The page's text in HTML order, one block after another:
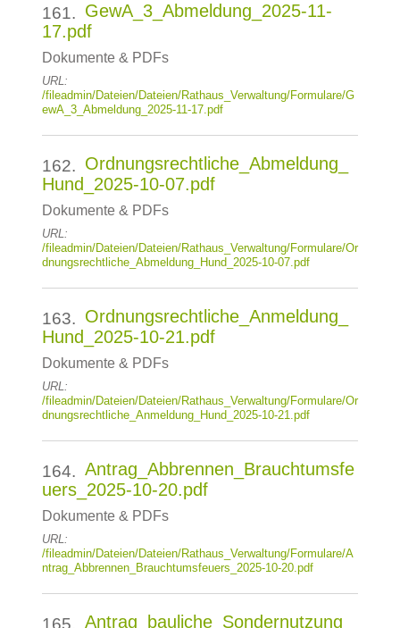
161. GewA_3_Abmeldung_2025-11-
17.pdf
Dokumente & PDFs
URL:
/fileadmin/Dateien/Dateien/Rathaus_Verwaltung/Formulare/G
ewA_3_Abmeldung_2025-11-17.pdf
162. Ordnungsrechtliche_Abmeldung_
Hund_2025-10-07.pdf
Dokumente & PDFs
URL:
/fileadmin/Dateien/Dateien/Rathaus_Verwaltung/Formulare/Or
dnungsrechtliche_Abmeldung_Hund_2025-10-07.pdf
163. Ordnungsrechtliche_Anmeldung_
Hund_2025-10-21.pdf
Dokumente & PDFs
URL:
/fileadmin/Dateien/Dateien/Rathaus_Verwaltung/Formulare/Or
dnungsrechtliche_Anmeldung_Hund_2025-10-21.pdf
164. Antrag_Abbrennen_Brauchtumsfe
uers_2025-10-20.pdf
Dokumente & PDFs
URL:
/fileadmin/Dateien/Dateien/Rathaus_Verwaltung/Formulare/A
ntrag_Abbrennen_Brauchtumsfeuers_2025-10-20.pdf
165. Antrag_bauliche_Sondernutzung_